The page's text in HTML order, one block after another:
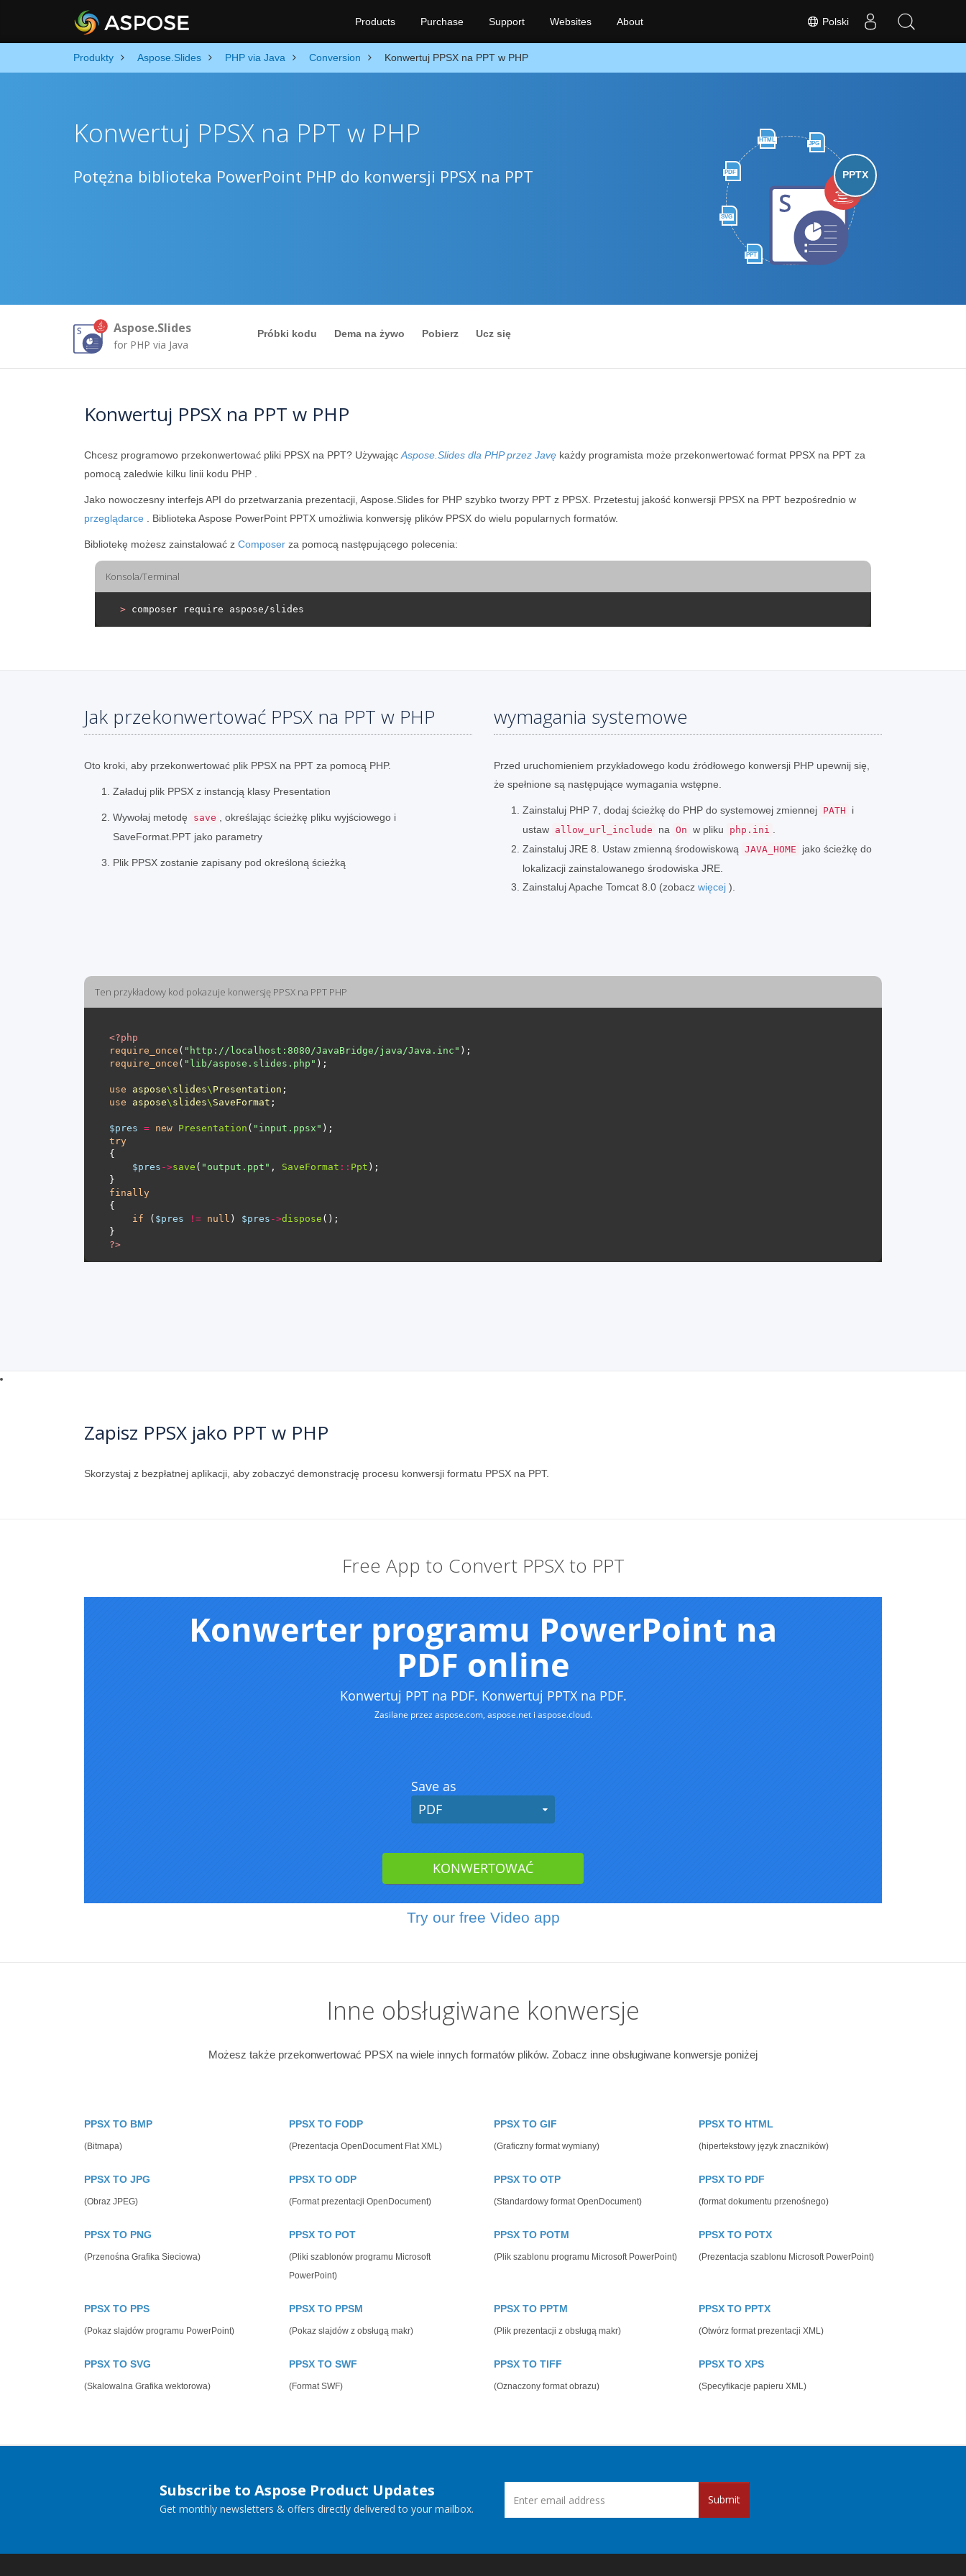
Polski
Products Purchase Support Websites About
Produkty Aspose.Slides PHP via Java Conversion Konwertuj PPSX na PPT w PHP
HTML
JPG
PDF
SVG
PPT
PPTX
Konwertuj PPSX na PPT w PHP
Potężna biblioteka PowerPoint PHP do konwersji PPSX na PPT
Aspose.Slides
for PHP via Java
Próbki kodu Dema na żywo Pobierz Ucz się
Konwertuj PPSX na PPT w PHP
Chcesz programowo przekonwertować pliki PPSX na PPT? Używając Aspose.Slides dla PHP przez Javę każdy programista może przekonwertować format PPSX na PPT za
pomocą zaledwie kilku linii kodu PHP .
Jako nowoczesny interfejs API do przetwarzania prezentacji, Aspose.Slides for PHP szybko tworzy PPT z PPSX. Przetestuj jakość konwersji PPSX na PPT bezpośrednio w
przeglądarce . Biblioteka Aspose PowerPoint PPTX umożliwia konwersję plików PPSX do wielu popularnych formatów.
Bibliotekę możesz zainstalować z Composer za pomocą następującego polecenia:
Konsola/Terminal
> composer require aspose/slides
Jak przekonwertować PPSX na PPT w PHP
Oto kroki, aby przekonwertować plik PPSX na PPT za pomocą PHP.
Załaduj plik PPSX z instancją klasy Presentation
Wywołaj metodę save
, określając ścieżkę pliku wyjściowego i
SaveFormat.PPT jako parametry
Plik PPSX zostanie zapisany pod określoną ścieżką
wymagania systemowe
Przed uruchomieniem przykładowego kodu źródłowego konwersji PHP upewnij się,
że spełnione są następujące wymagania wstępne.
Zainstaluj PHP 7, dodaj ścieżkę do PHP do systemowej zmiennej PATH
i
ustaw allow_url_include na On w pliku php.ini
Zainstaluj JRE 8. Ustaw zmienną środowiskową JAVA_HOME
jako ścieżkę do
lokalizacji zainstalowanego środowiska JRE.
Zainstaluj Apache Tomcat 8.0 (zobacz więcej ).
Ten przykładowy kod pokazuje konwersję PPSX na PPT PHP
<?php
require_once ( "http://localhost:8080/JavaBridge/java/Java.inc"
require_once ( "lib/aspose.slides.php"
use aspose\ slides\ Presentation
use
aspose\ slides\ SaveFormat
$pres = new Presentation ( "input.ppsx"
try
$pres ->save ( "output.ppt" , SaveFormat :: Ppt
finally
if ( $pres != null ) $pres ->dispose
?>
Zapisz PPSX jako PPT w PHP
Skorzystaj z bezpłatnej aplikacji, aby zobaczyć demonstrację procesu konwersji formatu PPSX na PPT.
Free App to Convert PPSX to PPT
Try our free Video app
Inne obsługiwane konwersje
Możesz także przekonwertować PPSX na wiele innych formatów plików. Zobacz inne obsługiwane konwersje poniżej
PPSX TO BMP
(Bitmapa)
PPSX TO FODP
(Prezentacja OpenDocument Flat XML)
PPSX TO GIF
(Graficzny format wymiany)
PPSX TO HTML
(hipertekstowy język znaczników)
PPSX TO JPG
(Obraz JPEG)
PPSX TO ODP
(Format prezentacji OpenDocument)
PPSX TO OTP
(Standardowy format OpenDocument)
PPSX TO PDF
(format dokumentu przenośnego)
PPSX TO PNG
(Przenośna Grafika Sieciowa)
PPSX TO POT
(Pliki szablonów programu Microsoft
PowerPoint)
PPSX TO POTM
(Plik szablonu programu Microsoft PowerPoint)
PPSX TO POTX
(Prezentacja szablonu Microsoft PowerPoint)
PPSX TO PPS
(Pokaz slajdów programu PowerPoint)
PPSX TO PPSM
(Pokaz slajdów z obsługą makr)
PPSX TO PPTM
(Plik prezentacji z obsługą makr)
PPSX TO PPTX
(Otwórz format prezentacji XML)
PPSX TO SVG
(Skalowalna Grafika wektorowa)
PPSX TO SWF
(Format SWF)
PPSX TO TIFF
(Oznaczony format obrazu)
PPSX TO XPS
(Specyfikacje papieru XML)
Subscribe to Aspose Product Updates
Get monthly newsletters & offers directly delivered to your mailbox.
Submit